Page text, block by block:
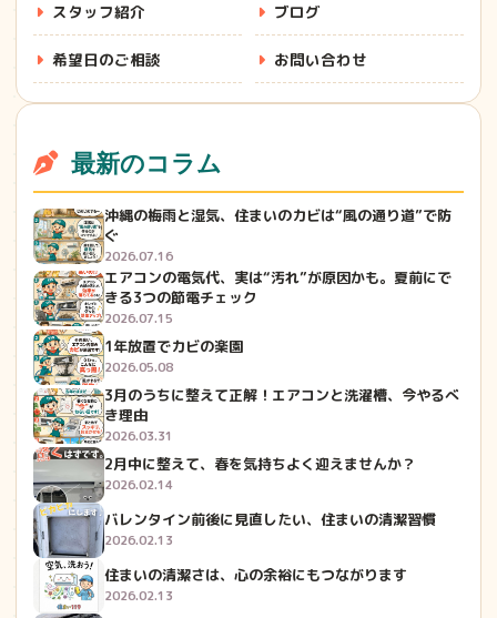
スタッフ紹介 ブログ
希望日のご相談 お問い合わせ
最新のコラム
沖縄の梅雨と湿気、住まいのカビは“風の通り道”で防
ぐ
2026.07.16
エアコンの電気代、実は“汚れ”が原因かも。夏前にで
きる3つの節電チェック
2026.07.15
1年放置でカビの楽園
2026.05.08
3月のうちに整えて正解！エアコンと洗濯槽、今やるべ
き理由
2026.03.31
2月中に整えて、春を気持ちよく迎えませんか？
2026.02.14
バレンタイン前後に見直したい、住まいの清潔習慣
2026.02.13
住まいの清潔さは、心の余裕にもつながります
2026.02.13